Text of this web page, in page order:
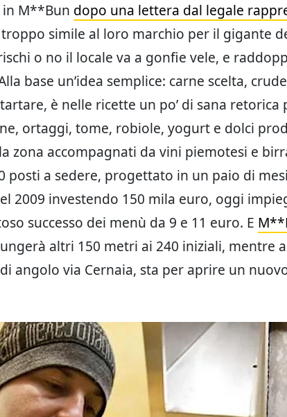
M**Bun dopo una lettera dal legale
simile al loro marchio per il gigante
o no il locale va a gonfie vele, e
base un’idea semplice: carne scelta,
è nelle ricette un po’ di sana retorica
ortaggi, tome, robiole, yogurt e dolci
zona accompagnati da vini piemotesi e
posti a sedere, progettato in un paio di
2009 investendo 150 mila euro, oggi
successo dei menù da 9 e 11 euro. E
altri 150 metri ai 240 iniziali, mentre
angolo via Cernaia, sta per aprire un